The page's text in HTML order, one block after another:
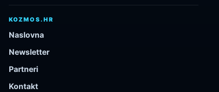
KOZMOS.HR
Naslovna
Newsletter
Partneri
Kontakt